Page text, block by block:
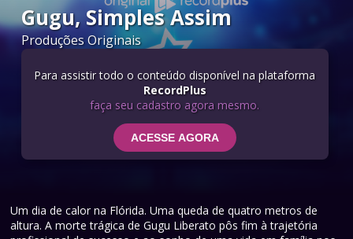
Gugu, Simples Assim
Produções Originais
Para assistir todo o conteúdo disponível na plataforma
RecordPlus
faça seu cadastro agora mesmo.
ACESSE AGORA
Um dia de calor na Flórida. Uma queda de quatro metros de
altura. A morte trágica de Gugu Liberato pôs fim à trajetória